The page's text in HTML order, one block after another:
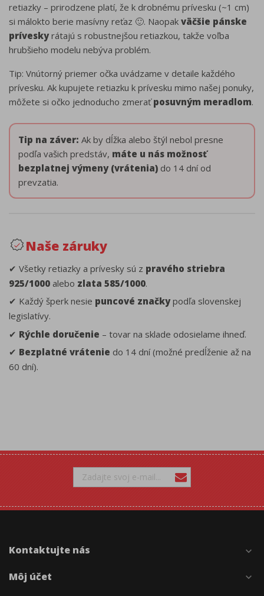
retiazky – prirodzene platí, že k drobnému prívesku (~1 cm)
si málokto berie masívny reťaz 🙂. Naopak väčšie pánske
príveskyrátajú s robustnejšou retiazkou, takže voľba
hrubšieho modelu nebýva problém.
Tip: Vnútorný priemer očka uvádzame v detaile každého
prívesku. Ak kupujete retiazku k prívesku mimo našej ponuky,
môžete si očko jednoducho zmeraťposuvným meradlom.
Tip na záver: Ak by dĺžka alebo štýl nebol presne
podľa vašich predstáv, máte u nás možnosť
bezplatnej výmeny (vrátenia) do 14 dní od
prevzatia.
Naše záruky
✔ Všetky retiazky a prívesky sú z pravého striebra
925/1000 alebo zlata 585/1000.
✔ Každý šperk nesie puncové značkypodľa slovenskej
legislatívy.
✔ Rýchle doručenie – tovar na sklade odosielame ihneď.
✔ Bezplatné vrátenie do 14 dní (možné predĺženie až na
60 dní).
Kontaktujte nás expand_more
Môj účet expand_more